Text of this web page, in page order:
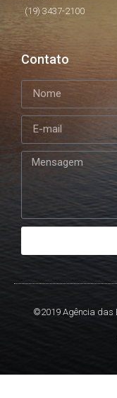
(19) 3437-2100
Contato
©2019 Agência das